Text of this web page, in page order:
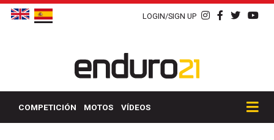
LOGIN/SIGN UP
COMPETICIÓN MOTOS VÍDEOS